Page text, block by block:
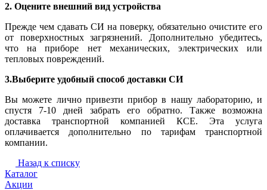
2. Оцените внешний вид устройства
Прежде чем сдавать СИ на поверку, обязательно очистите его
от поверхностных загрязнений. Дополнительно убедитесь,
что на приборе нет механических, электрических или
тепловых повреждений.
3.Выберите удобный способ доставки СИ
Вы можете лично привезти прибор в нашу лабораторию, и
спустя 7-10 дней забрать его обратно. Также возможна
доставка транспортной компанией КСЕ. Эта услуга
оплачивается дополнительно по тарифам транспортной
компании.
Назад к списку
Каталог
Акции